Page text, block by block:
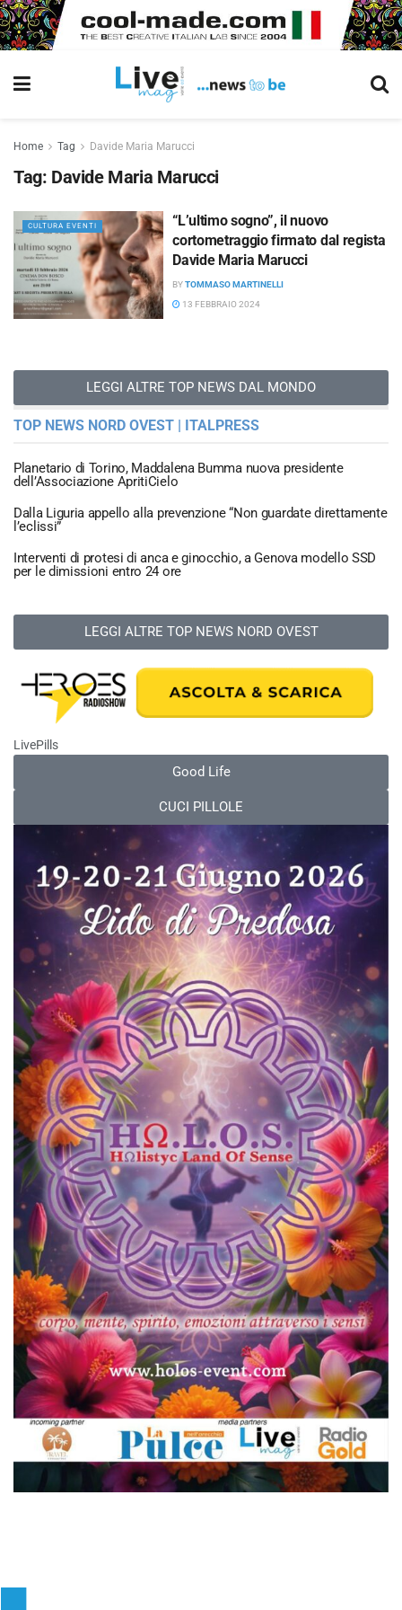
Home Tag Davide Maria Marucci
Tag: Davide Maria Marucci
CULTURA EVENTI
“L’ultimo sogno”, il nuovo
cortometraggio firmato dal regista
Davide Maria Marucci
BYTOMMASO MARTINELLI
13 FEBBRAIO 2024
LEGGI ALTRE TOP NEWS DAL MONDO
TOP NEWS NORD OVEST | ITALPRESS
Planetario di Torino, Maddalena Bumma nuova presidente
dell’Associazione ApritiCielo
Dalla Liguria appello alla prevenzione “Non guardate direttamente
l’eclissi”
Interventi di protesi di anca e ginocchio, a Genova modello SSD
per le dimissioni entro 24 ore
LEGGI ALTRE TOP NEWS NORD OVEST
LivePills
Good Life
CUCI PILLOLE